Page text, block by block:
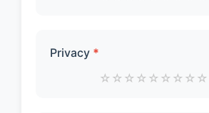
Privacy *
☆ ☆ ☆ ☆ ☆ ☆ ☆ ☆ ☆